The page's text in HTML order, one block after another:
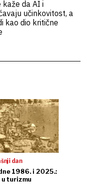
kaže da AI i
učinkovitost, a
kao dio kritične
dan
1986. i 2025.:
turizmu